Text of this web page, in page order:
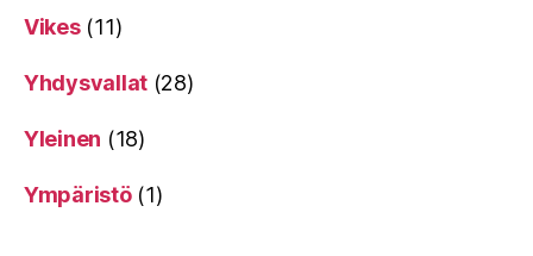
Vikes(11)
Yhdysvallat (28)
Yleinen (18)
Ympäristö(1)